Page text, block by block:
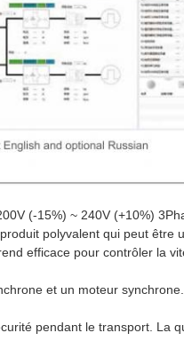
(-15%) ~ 240V (+10%)
polyvalent qui peut être
efficace pour contrôler la
et un moteur
pendant le transport. La